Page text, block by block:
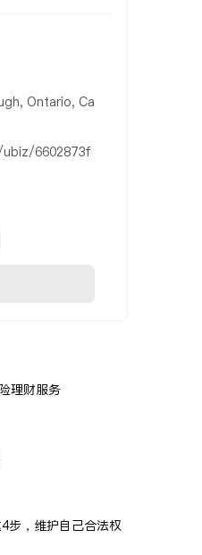
Ontario, Ca
6602873f
理财服务
步，维护自己合法权